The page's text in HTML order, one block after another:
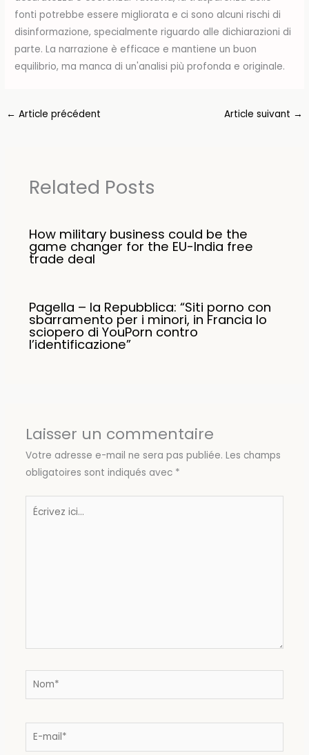
fonti potrebbe essere migliorata e ci sono alcuni rischi di
disinformazione, specialmente riguardo alle dichiarazioni di
parte. La narrazione è efficace e mantiene un buon
equilibrio, ma manca di un'analisi più profonda e originale.
← Article précédent Article suivant →
Related Posts
How military business could be the
game changer for the EU-India free
trade deal
Pagella – la Repubblica: “Siti porno con
sbarramento per i minori, in Francia lo
sciopero di YouPorn contro
l’identificazione”
Laisser un commentaire
Votre adresse e-mail ne sera pas publiée. Les champs
obligatoires sont indiqués avec *
Écrivez
Nom*
E-
mail*